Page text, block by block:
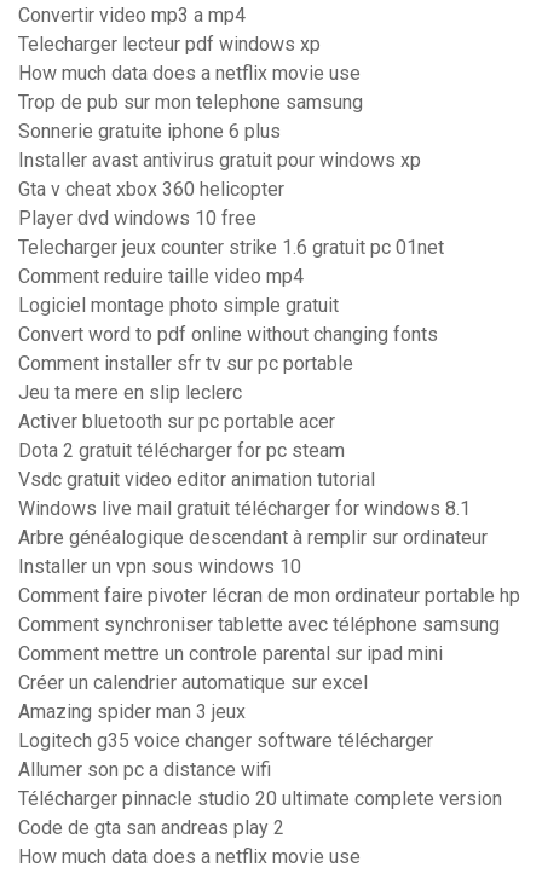
Convertir video mp3 a mp4
Telecharger lecteur pdf windows xp
How much data does a netflix movie use
Trop de pub sur mon telephone samsung
Sonnerie gratuite iphone 6 plus
Installer avast antivirus gratuit pour windows xp
Gta v cheat xbox 360 helicopter
Player dvd windows 10 free
Telecharger jeux counter strike 1.6 gratuit pc 01net
Comment reduire taille video mp4
Logiciel montage photo simple gratuit
Convert word to pdf online without changing fonts
Comment installer sfr tv sur pc portable
Jeu ta mere en slip leclerc
Activer bluetooth sur pc portable acer
Dota 2 gratuit télécharger for pc steam
Vsdc gratuit video editor animation tutorial
Windows live mail gratuit télécharger for windows 8.1
Arbre généalogique descendant à remplir sur ordinateur
Installer un vpn sous windows 10
Comment faire pivoter lécran de mon ordinateur portable hp
Comment synchroniser tablette avec téléphone samsung
Comment mettre un controle parental sur ipad mini
Créer un calendrier automatique sur excel
Amazing spider man 3 jeux
Logitech g35 voice changer software télécharger
Allumer son pc a distance wifi
Télécharger pinnacle studio 20 ultimate complete version
Code de gta san andreas play 2
How much data does a netflix movie use